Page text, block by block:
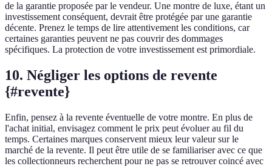
de la garantie proposée par le vendeur. Une montre de luxe, étant un
investissement conséquent, devrait être protégée par une garantie
décente. Prenez le temps de lire attentivement les conditions, car
certaines garanties peuvent ne pas couvrir des dommages
spécifiques. La protection de votre investissement est primordiale.
10. Négliger les options de revente
{#revente}
Enfin, pensez à la revente éventuelle de votre montre. En plus de
l'achat initial, envisagez comment le prix peut évoluer au fil du
temps. Certaines marques conservent mieux leur valeur sur le
marché de la revente. Il peut être utile de se familiariser avec ce que
les collectionneurs recherchent pour ne pas se retrouver coincé avec